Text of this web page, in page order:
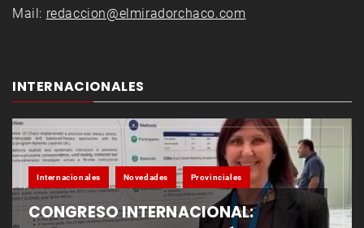
Mail: redaccion@elmiradorchaco.com
INTERNACIONALES
Internacionales Novedades Provinciales
CONGRESO INTERNACIONAL: